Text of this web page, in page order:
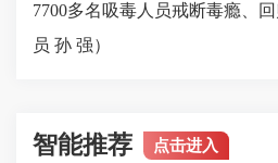
7700多名吸毒人员戒断毒瘾、
员 孙 强）
智能推荐 点击进入